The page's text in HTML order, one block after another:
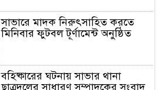
সাভারে মাদক নিরুৎসাহিত করতে
মিনিবার ফুটবল টূর্ণামেন্ট অনুষ্ঠিত
বহিষ্কারের ঘটনায় সাভার থানা
ছাত্রদলের সাধারণ সম্পাদকের সংবাদ